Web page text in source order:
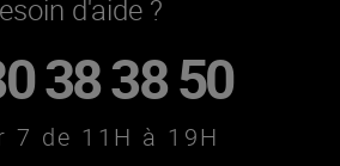
d'aide ?
38 38 50
7 de 11H à 19H